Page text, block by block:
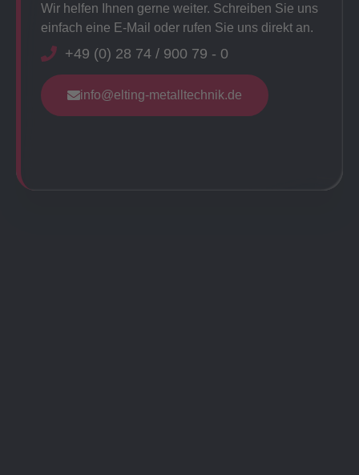
Wir helfen Ihnen gerne weiter. Schreiben Sie uns
einfach eine E-Mail oder rufen Sie uns direkt an.
+49 (0) 28 74 / 900 79 - 0
info@elting-metalltechnik.de